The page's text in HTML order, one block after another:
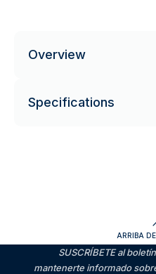
Overview
Specifications
ARRIBA
SUSCRÍBETE al
mantenerte informado